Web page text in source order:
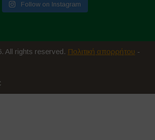
Follow on Instagram
All rights reserved. Πολιτική απορρήτου -